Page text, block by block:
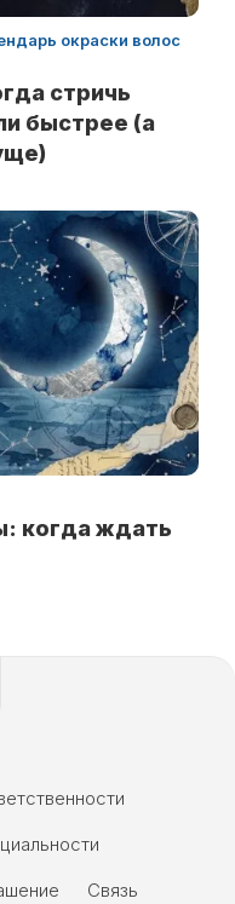
окраски волос
стричь
быстрее (а
когда ждать
Связь